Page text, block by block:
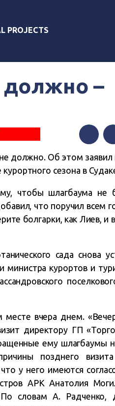
PROJECTS
–
Facebook
должно. Об этом заявил
сезона в
чтобы шлагбаума
что поручил всем
болгарки, как Лиев, и
сада снова
министра курортов и
месте вчера днем.
директору ГП
ему шлагбаумы
позднего
у него имеются
АРК Анатолия
По словам А. Радченко,